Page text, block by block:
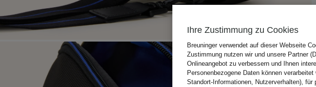
Ihre Zustimmung zu Cookies
Breuninger verwendet auf dieser Webseite
Zustimmung nutzen wir und unsere Partner
Onlineangebot zu verbessern und Ihnen
Personenbezogene Daten können
Standort-Informationen, Nutzerverhalten),